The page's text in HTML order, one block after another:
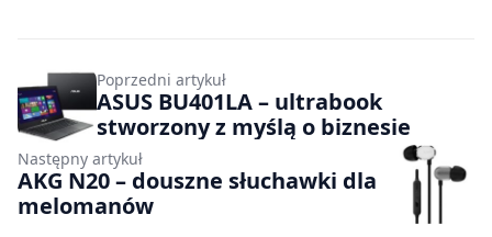
Poprzedni artykuł
ASUS BU401LA – ultrabook
stworzony z myślą o biznesie
Następny artykuł
AKG N20 – douszne słuchawki dla
melomanów